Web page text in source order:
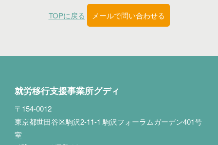
TOPに戻る メールで問い合わせる
就労移行支援事業所グディ
〒154-0012
東京都世田谷区駒沢2-11-1 駒沢フォーラムガーデン401号
室